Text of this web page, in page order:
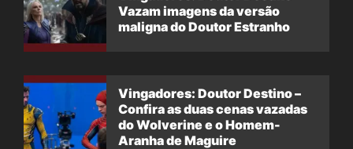
Vazam imagens da versão
maligna do Doutor Estranho
Vingadores: Doutor Destino –
Confira as duas cenas vazadas
do Wolverine e o Homem-
Aranha de Maguire